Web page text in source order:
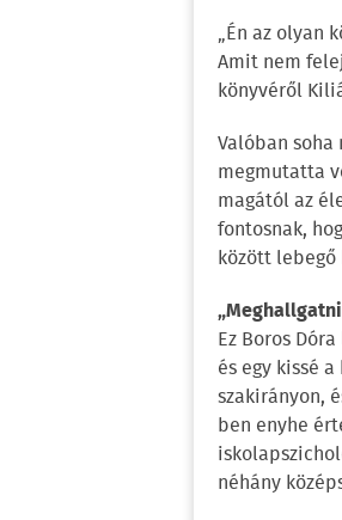
„Én az olyan
Amit nem
könyvéről
Valóban
megmutatta
magától az
fontosnak,
között lebegő
Ez Boros
és egy kissé
szakirányon,
ben enyhe
néhány